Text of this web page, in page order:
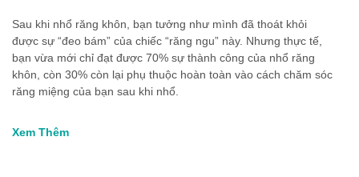
Sau khi nhổ răng khôn, bạn tưởng như mình đã thoát khỏi
được sự “đeo bám” của chiếc “răng ngu” này. Nhưng thực tế,
bạn vừa mới chỉ đạt được 70% sự thành công của nhổ răng
khôn, còn 30% còn lại phụ thuộc hoàn toàn vào cách chăm sóc
răng miệng của bạn sau khi nhổ.
Xem Thêm